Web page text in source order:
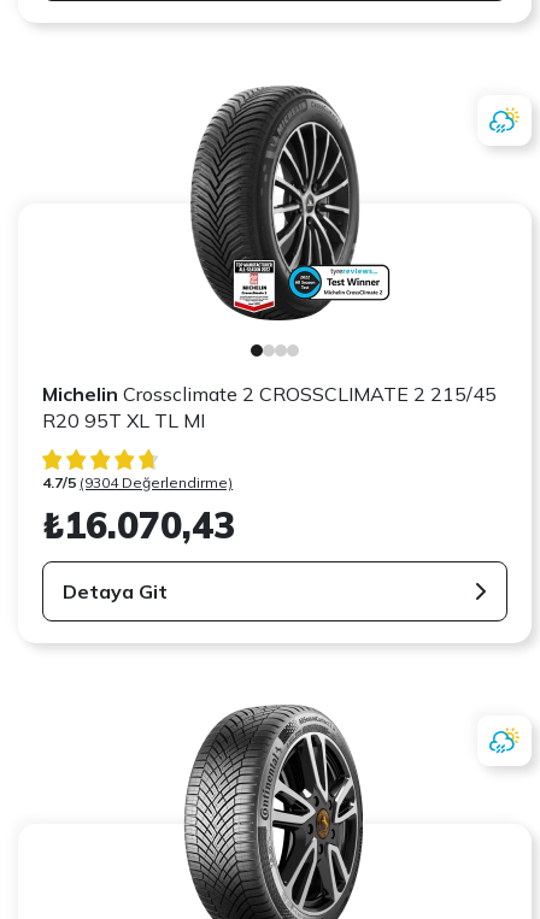
Michelin Crossclimate 2 CROSSCLIMATE 2 215/45
R20 95T XL TL MI
4.7/5 (9304 Değerlendirme)
₺16.070,43
Detaya Git